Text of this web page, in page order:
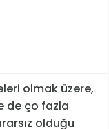
olmak üzere,
de ço fazla
olduğu